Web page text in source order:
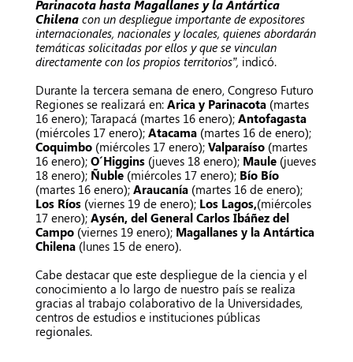
Parinacota hasta Magallanes y la Antártica
Chilena con un despliegue importante de expositores
internacionales, nacionales y locales, quienes abordarán
temáticas solicitadas por ellos y que se vinculan
directamente con los propios territorios”, indicó.
Durante la tercera semana de enero, Congreso Futuro
Regiones se realizará en: Arica y Parinacota (martes
16 enero); Tarapacá (martes 16 enero); Antofagasta
(miércoles 17 enero); Atacama (martes 16 de enero);
Coquimbo (miércoles 17 enero); Valparaíso (martes
16 enero); O´Higgins (jueves 18 enero); Maule (jueves
18 enero); Ñuble (miércoles 17 enero); Bío Bío
(martes 16 enero); Araucanía (martes 16 de enero);
Los Ríos (viernes 19 de enero); Los Lagos,(miércoles
17 enero); Aysén, del General Carlos Ibáñez del
Campo (viernes 19 enero); Magallanes y la Antártica
Chilena (lunes 15 de enero).
Cabe destacar que este despliegue de la ciencia y el
conocimiento a lo largo de nuestro país se realiza
gracias al trabajo colaborativo de la Universidades,
centros de estudios e instituciones públicas
regionales.